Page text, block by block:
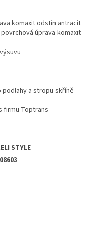
komaxit odstín antracit
úprava komaxit
podlahy a stropu skříně
firmu Toptrans
STYLE